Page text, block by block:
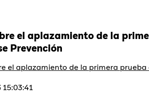
el aplazamiento de la
Prevención
el aplazamiento de la primera